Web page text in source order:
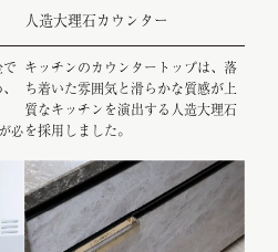
で
必
人造大理石カウンター
キッチンのカウンタートップは、落
ち着いた雰囲気と滑らかな質感が上
質なキッチンを演出する人造大理石
を採用しました。